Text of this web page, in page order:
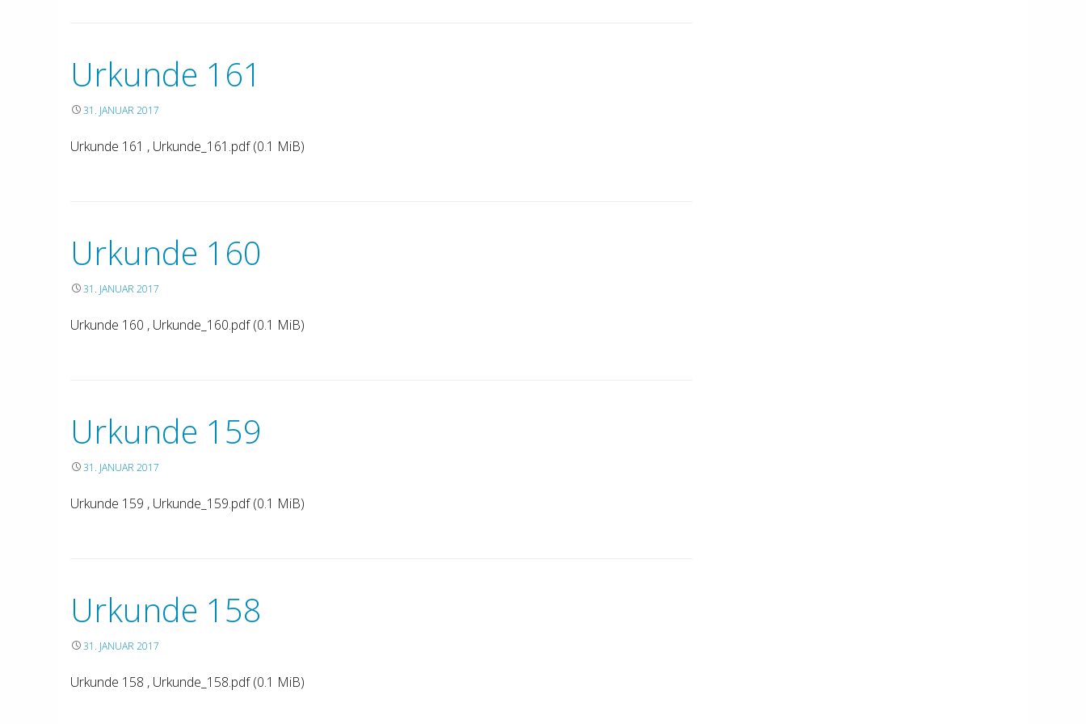
Urkunde 161
31. JANUAR 2017
Urkunde 161 , Urkunde_161.pdf (0.1 MiB)
Urkunde 160
31. JANUAR 2017
Urkunde 160 , Urkunde_160.pdf (0.1 MiB)
Urkunde 159
31. JANUAR 2017
Urkunde 159 , Urkunde_159.pdf (0.1 MiB)
Urkunde 158
31. JANUAR 2017
Urkunde 158 , Urkunde_158.pdf (0.1 MiB)